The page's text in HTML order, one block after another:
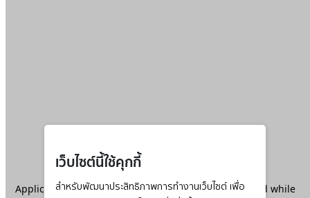
เว็บไซต์นี้ใช้คุกกี้
สำหรับพัฒนาประสิทธิภาพการทำงานเว็บไซต์ เพื่อ
Application error: aclient-side exception has occurred while